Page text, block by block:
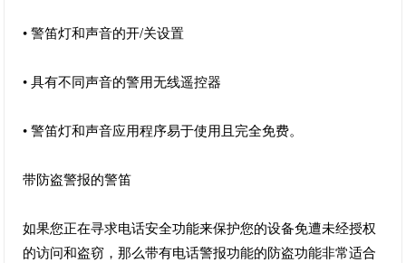
• 警笛灯和声音的开/关设置
• 具有不同声音的警用无线遥控器
• 警笛灯和声音应用程序易于使用且完全免费。
带防盗警报的警笛
如果您正在寻求电话安全功能来保护您的设备免遭未经授权
的访问和盗窃，那么带有电话警报功能的防盗功能非常适合